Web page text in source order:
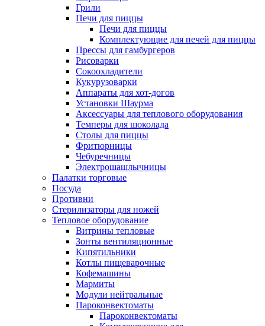
Грили
Печи для пиццы
Печи для пиццы
Комплектующие для печей для пиццы
Прессы для гамбургеров
Рисоварки
Сокоохладители
Кукурузоварки
Аппараты для хот-догов
Установки Шаурма
Аксессуары для теплового оборудования
Темперы для шоколада
Столы для пиццы
Фритюрницы
Чебуречницы
Электрошашлычницы
Палатки торговые
Посуда
Противни
Стерилизаторы для ножей
Тепловое оборудование
Витрины тепловые
Зонты вентиляционные
Кипятильники
Котлы пищеварочные
Кофемашины
Мармиты
Модули нейтральные
Пароконвектоматы
Пароконвектоматы